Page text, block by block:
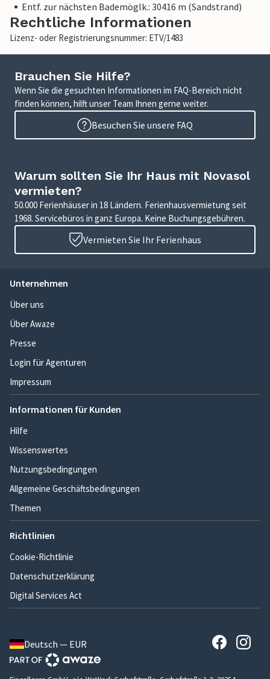
Entf. zur nächsten Bademöglk.: 30416 m (Sandstrand)
Rechtliche Informationen
Lizenz- oder Registrierungsnummer: ETV/1483
Brauchen Sie Hilfe?
Wenn Sie die gesuchten Informationen im FAQ-Bereich nicht
finden können, hilft unser Team Ihnen gerne weiter.
Besuchen Sie unsere FAQ
Warum sollten Sie Ihr Haus mit Novasol
vermieten?
50.000 Ferienhäuser in 18 Ländern. Ferienhausvermietung seit
1968. Servicebüros in ganz Europa. Keine Buchungsgebühren.
Vermieten Sie Ihr Ferienhaus
Unternehmen
Über uns
Über Awaze
Presse
Login für Agenturen
Impressum
Informationen für Kunden
Hilfe
Wissenswertes
Nutzungsbedingungen
Allgemeine Geschäftsbedingungen
Themen
Richtlinien
Cookie-Richtlinie
Datenschutzerklärung
Digital Services Act
Deutsch — EUR